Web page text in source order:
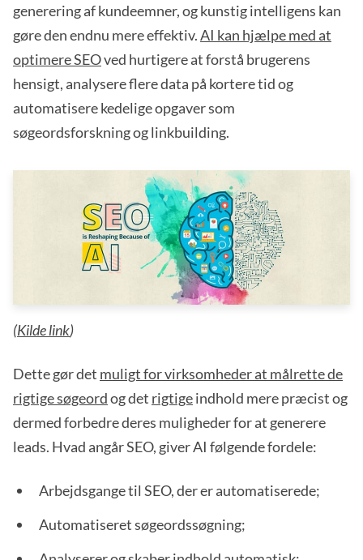
generering af kundeemner, og kunstig intelligens kan
gøre den endnu mere effektiv.AI kan hjælpe med at
optimere SEOved hurtigere at forstå brugerens
hensigt, analysere flere data på kortere tid og
automatisere kedelige opgaver som
søgeordsforskning og linkbuilding.
(Kilde link)
Dette gør det muligt for virksomheder at målrette de
rigtige søgeordog det rigtigeindhold mere præcist og
dermed forbedre deres muligheder for at generere
leads. Hvad angår SEO, giver AI følgende fordele:
Arbejdsgange til SEO, der er automatiserede;
Automatiseret søgeordssøgning;